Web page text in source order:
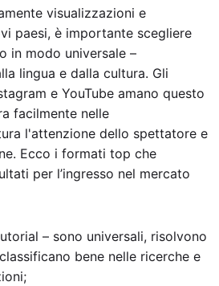
visualizzazioni e
paesi, è importante scegliere
in modo universale –
lingua e dalla cultura. Gli
e YouTube amano questo
facilmente nelle
l'attenzione dello spettatore e
Ecco i formati top che
per l’ingresso nel mercato
– sono universali, risolvono
bene nelle ricerche e